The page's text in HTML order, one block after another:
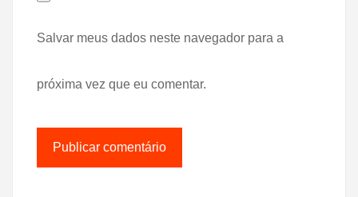
Salvar meus dados neste navegador para a
próxima vez que eu comentar.